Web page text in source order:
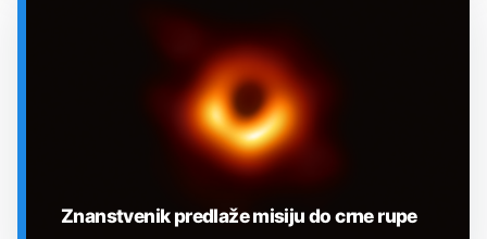
Znanstvenik predlaže misiju do crne rupe